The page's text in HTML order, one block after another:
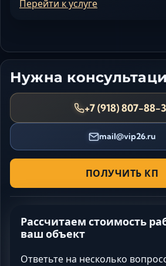
Перейти к услуге
Нужна
+7 (918) 807-88-
mail@vip26.ru
ПОЛУЧИТЬ КП
Рассчитаем стоимость
ваш объект
Ответьте на несколько